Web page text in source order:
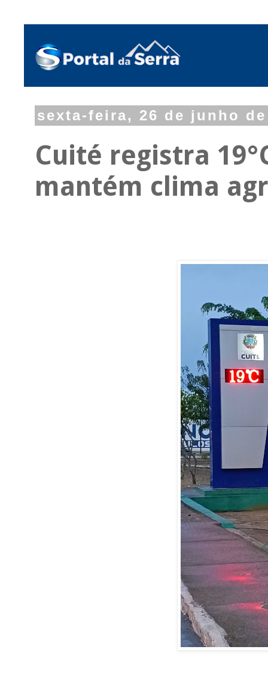
sexta-feira, 26 de junho de
Cuité registra
mantém clima